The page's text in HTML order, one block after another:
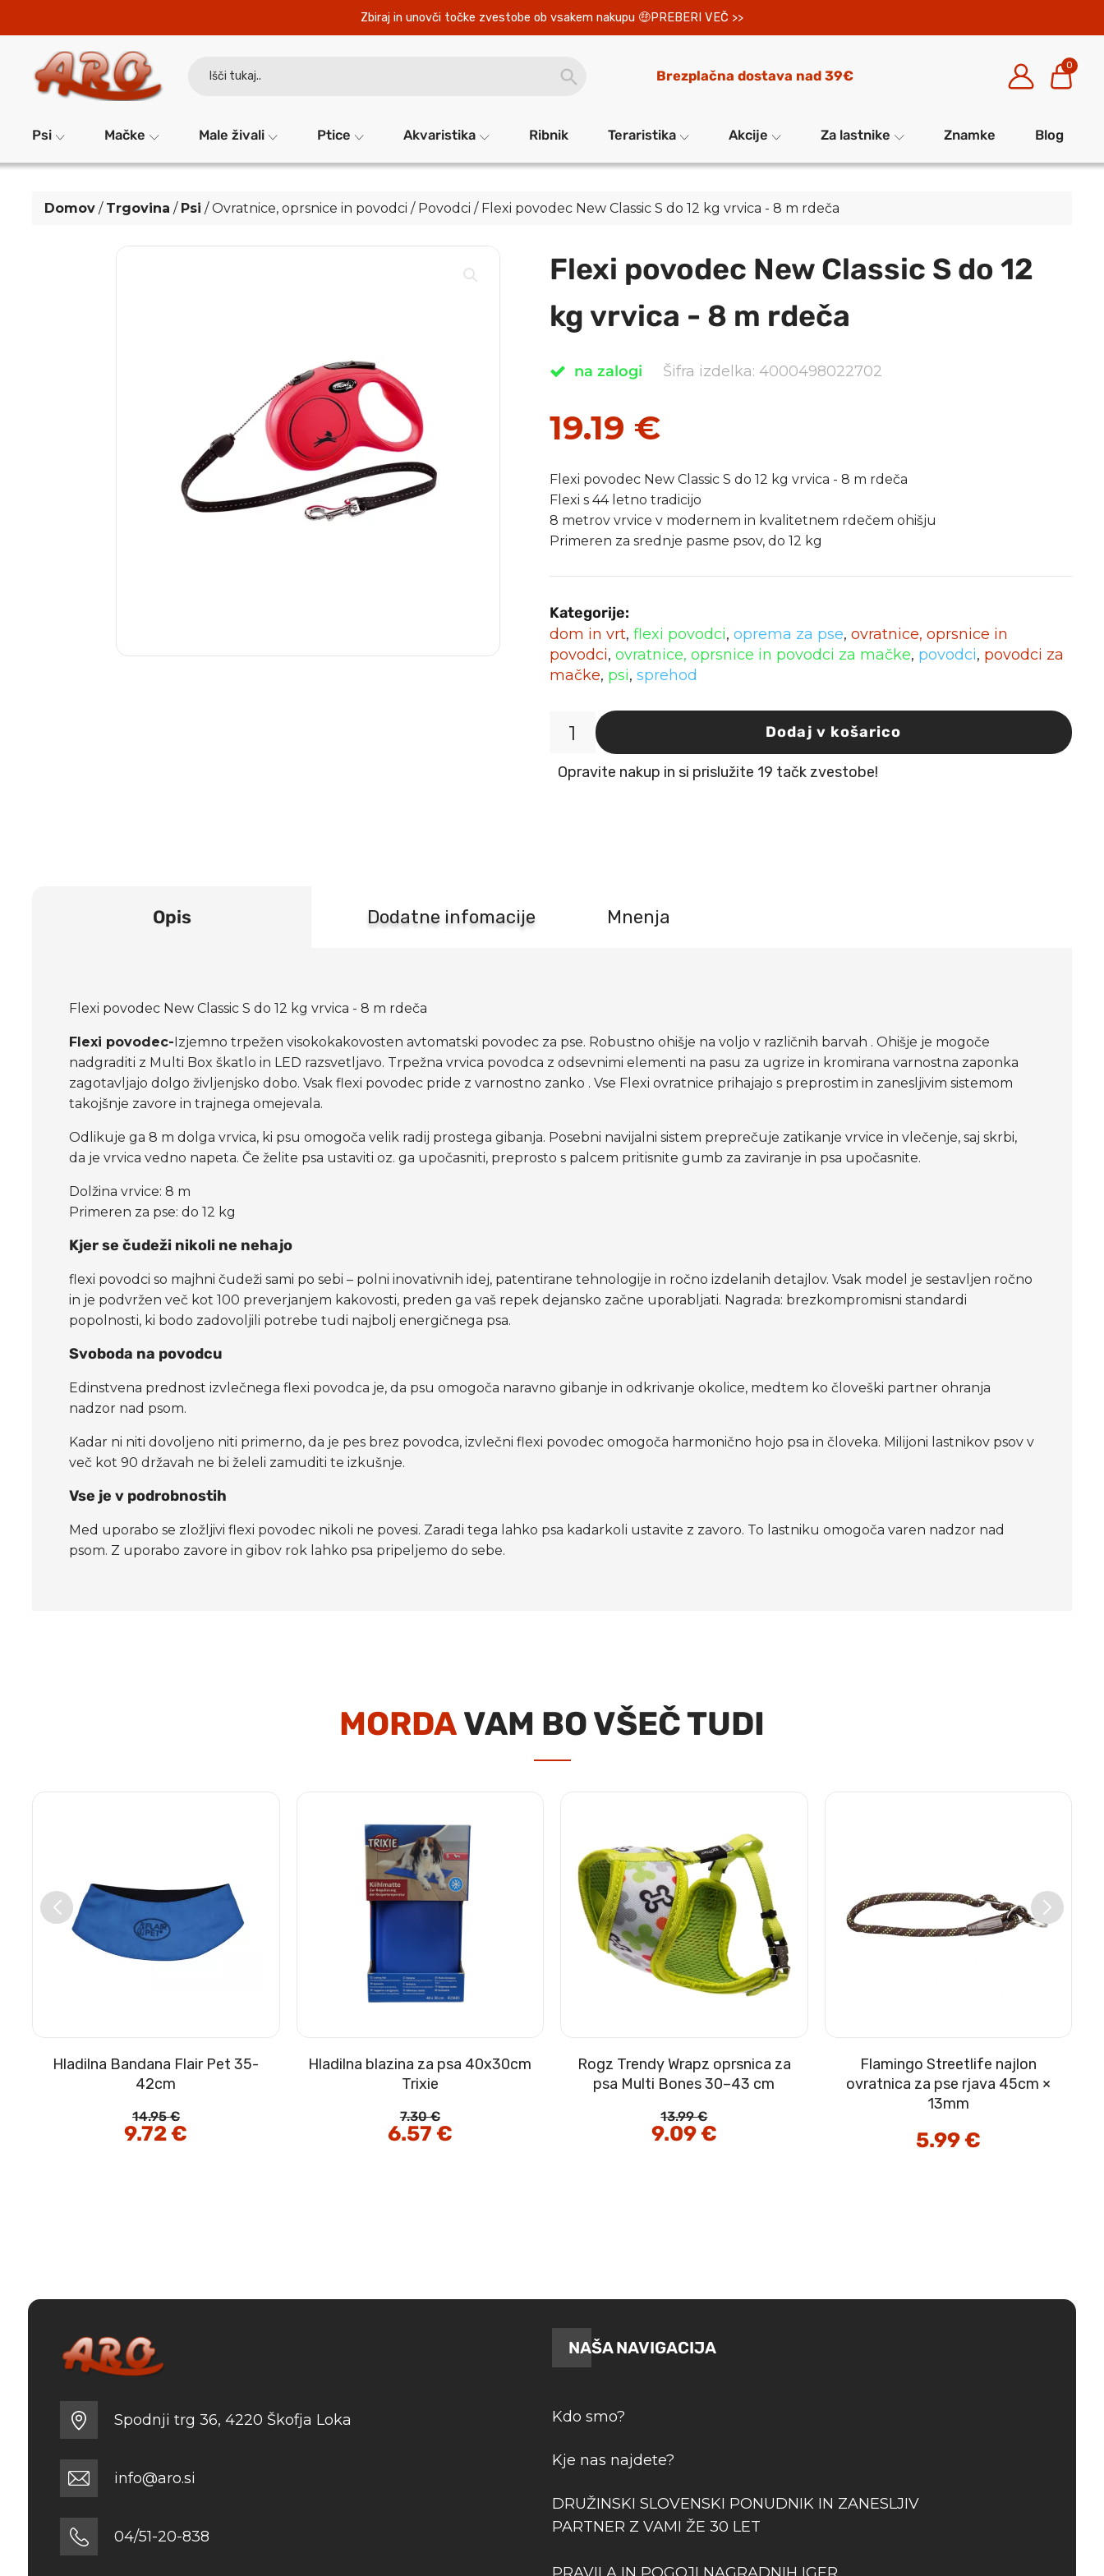
Zbiraj in unovči točke zvestobe ob vsakem nakupu PREBERI VEČ >>
BUTTON
Brezplačna dostava nad 39€
0
Psi Mačke Male živali Ptice Akvaristika Ribnik Teraristika Akcije Za lastnike Znamke Blog
Domov / Trgovina / Psi /Ovratnice, oprsnice in povodci / Povodci / Flexi povodec New Classic S do 12 kg vrvica - 8 m rdeča
Flexi povodec New Classic S do 12
kg vrvica - 8 m rdeča
na zalogi Šifra izdelka: 4000498022702
19.19 €
Flexi povodec New Classic S do 12 kg vrvica - 8 m rdeča
Flexi s 44 letno tradicijo
8 metrov vrvice v modernem in kvalitetnem rdečem ohišju
Primeren za srednje pasme psov, do 12 kg
Kategorije:
dom in vrt, flexi povodci, oprema za pse, ovratnice, oprsnice in
povodci, ovratnice, oprsnice in povodci za mačke, povodci, povodci za
mačke, psi, sprehod
New
Dodaj v košarico
Opravite nakup in si prislužite 19 tačk zvestobe!
Opis Dodatne infomacije Mnenja
Flexi povodec New Classic S do 12 kg vrvica - 8 m rdeča
Flexi povodec-Izjemno trpežen visokokakovosten avtomatski povodec za pse. Robustno ohišje na voljo v različnih barvah . Ohišje je mogoče
nadgraditi z Multi Box škatlo in LED razsvetljavo. Trpežna vrvica povodca z odsevnimi elementi na pasu za ugrize in kromirana varnostna zaponka
zagotavljajo dolgo življenjsko dobo. Vsak flexi povodec pride z varnostno zanko . Vse Flexi ovratnice prihajajo s preprostim in zanesljivim sistemom
takojšnje zavore in trajnega omejevala.
Odlikuje ga 8 m dolga vrvica, ki psu omogoča velik radij prostega gibanja. Posebni navijalni sistem preprečuje zatikanje vrvice in vlečenje, saj skrbi,
da je vrvica vedno napeta. Če želite psa ustaviti oz. ga upočasniti, preprosto s palcem pritisnite gumb za zaviranje in psa upočasnite.
Dolžina vrvice: 8 m
Primeren za pse: do 12 kg
Kjer se čudeži nikoli ne nehajo
flexi povodci so majhni čudeži sami po sebi – polni inovativnih idej, patentirane tehnologije in ročno izdelanih detajlov. Vsak model je sestavljen ročno
in je podvržen več kot 100 preverjanjem kakovosti, preden ga vaš repek dejansko začne uporabljati. Nagrada: brezkompromisni standardi
popolnosti, ki bodo zadovoljili potrebe tudi najbolj energičnega psa.
Svoboda na povodcu
Edinstvena prednost izvlečnega flexi povodca je, da psu omogoča naravno gibanje in odkrivanje okolice, medtem ko človeški partner ohranja
nadzor nad psom.
Kadar ni niti dovoljeno niti primerno, da je pes brez povodca, izvlečni flexi povodec omogoča harmonično hojo psa in človeka. Milijoni lastnikov psov v
več kot 90 državah ne bi želeli zamuditi te izkušnje.
Vse je v podrobnostih
Med uporabo se zložljivi flexi povodec nikoli ne povesi. Zaradi tega lahko psa kadarkoli ustavite z zavoro. To lastniku omogoča varen nadzor nad
psom. Z uporabo zavore in gibov rok lahko psa pripeljemo do sebe.
MORDAVAM BO VŠEČ TUDI
Hladilna Bandana Flair Pet 35-
42cm
14.95€
Izvirna
cena
9.72€
Hladilna blazina za psa 40x30cm
Trixie
7.30€
Izvirna
cena
6.57 €Trenutna
cena
Rogz Trendy Wrapz oprsnica za
psa Multi Bones 30–43 cm
13.99€
Izvirna
cena
9.09€Trenutna
cena
Flamingo Streetlife najlon
ovratnica za pse rjava 45cm ×
13mm
5.99€
Spodnji trg 36, 4220 Škofja Loka
info@aro.si
04/51-20-838
NAŠA NAVIGACIJA
Kdo smo?
Kje nas najdete?
DRUŽINSKI SLOVENSKI PONUDNIK IN ZANESLJIV
PARTNER Z VAMI ŽE 30 LET